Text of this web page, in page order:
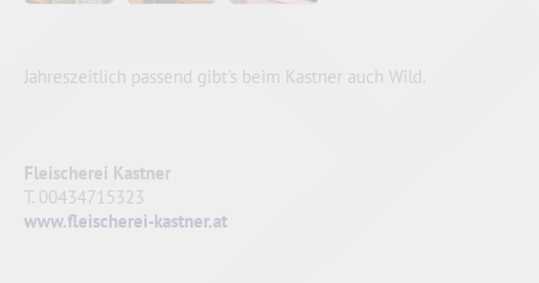
Jahreszeitlich passend gibt's beim Kastner auch Wild.
Fleischerei Kastner
T. 00434715323
www.fleischerei-kastner.at